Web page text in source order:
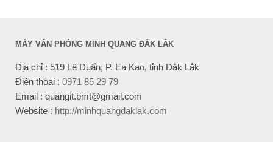
MÁY VĂN PHÒNG MINH QUANG ĐẮK LẮK
Địa chỉ : 519 Lê Duẩn, P. Ea Kao, tỉnh Đắk Lắk
Điện thoại : 0971 85 29 79
Email : quangit.bmt@gmail.com
Website : http://minhquangdaklak.com